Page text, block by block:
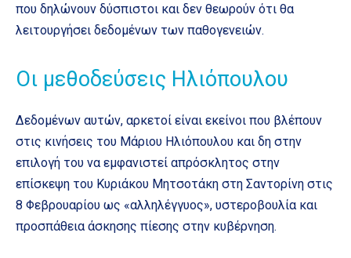
που δηλώνουν δύσπιστοι και δεν θεωρούν ότι θα
λειτουργήσει δεδομένων των παθογενειών.
Οι μεθοδεύσεις Ηλιόπουλου
Δεδομένων αυτών, αρκετοί είναι εκείνοι που βλέπουν
στις κινήσεις του Μάριου Ηλιόπουλου και δη στην
επιλογή του να εμφανιστεί απρόσκλητος στην
επίσκεψη του Κυριάκου Μητσοτάκη στη Σαντορίνη στις
8 Φεβρουαρίου ως «αλληλέγγυος», υστεροβουλία και
προσπάθεια άσκησης πίεσης στην κυβέρνηση.